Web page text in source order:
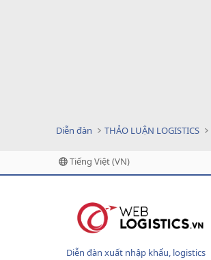
Diễn đàn THẢO LUẬN LOGISTICS
Tiếng Việt (VN)
Diễn đàn xuất nhập khẩu, logistics